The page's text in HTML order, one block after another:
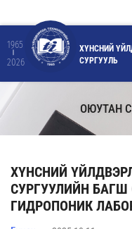
1965
2026
ХҮНСНИЙ
СУРГУУЛЬ
ОЮУТАН
ХҮНСНИЙ
СУРГУУЛИЙН
ГИДРОПОНИК